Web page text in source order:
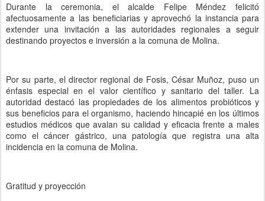
Durante la ceremonia, el alcalde Felipe Méndez felicitó
afectuosamente a las beneficiarias y aprovechó la instancia para
extender una invitación a las autoridades regionales a seguir
destinando proyectos e inversión a la comuna de Molina.
Por su parte, el director regional de Fosis, César Muñoz, puso un
énfasis especial en el valor científico y sanitario del taller. La
autoridad destacó las propiedades de los alimentos probióticos y
sus beneficios para el organismo, haciendo hincapié en los últimos
estudios médicos que avalan su calidad y eficacia frente a males
como el cáncer gástrico, una patología que registra una alta
incidencia en la comuna de Molina.
Gratitud y proyección